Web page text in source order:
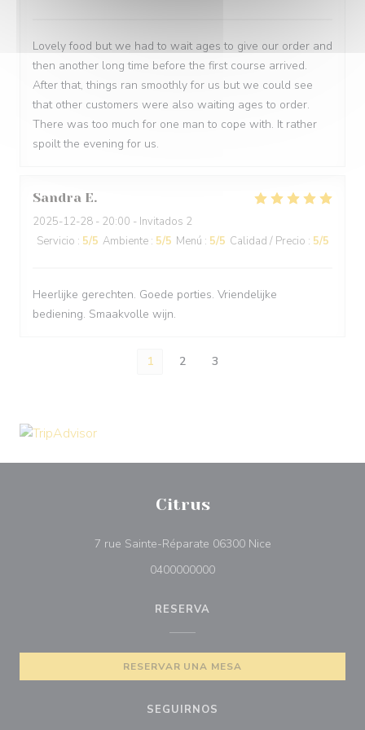
Lovely food but we had to wait ages to give our order and
then another long time before the first course arrived.
After that, things ran smoothly for us but we could see
that other customers were also waiting ages to order.
There was too much for one man to cope with. It rather
spoilt the evening for us.
Sandra E
2025-12-28 - 20:00 - Invitados 2
Servicio : 5/5 Ambiente : 5/5 Menú : 5/5 Calidad / Precio : 5/5
Heerlijke gerechten. Goede porties. Vriendelijke
bediening. Smaakvolle wijn.
1 2 3
Citrus
7 rue Sainte-Réparate 06300 Nice((abre en una
0400000000
RESERVA
RESERVAR UNA MESA
SEGUIRNOS